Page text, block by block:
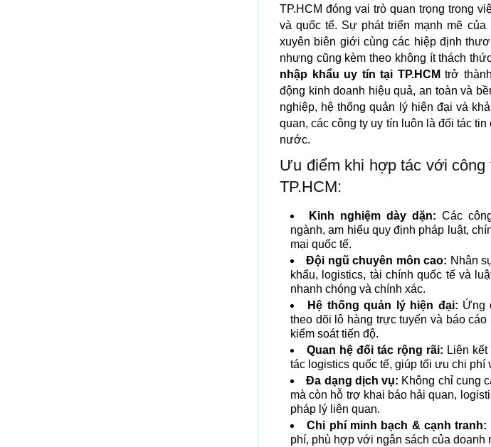
TP.HCM đóng vai trò quan trọng trong
và quốc tế. Sự phát triển mạnh mẽ
xuyên biên giới cùng các hiệp định
nhưng cũng kèm theo không ít thách
nhập khẩu uy tín tại TP.HCM trở
động kinh doanh hiệu quả, an toàn và
nghiệp, hệ thống quản lý hiện đại và
quan, các công ty uy tín luôn là đối tác
nước.
Ưu điểm khi hợp tác với
TP.HCM:
Kinh nghiệm dày dặn: Các
ngành, am hiểu quy định pháp luật,
mại quốc tế.
Đội ngũ chuyên môn cao: Nhân
khẩu, logistics, tài chính quốc tế và
nhanh chóng và chính xác.
Hệ thống quản lý hiện đại: Ứng
theo dõi lô hàng trực tuyến và báo
kiểm soát tiến độ.
Quan hệ đối tác rộng rãi: Liên
tác logistics quốc tế, giúp tối ưu chi
Đa dạng dịch vụ: Không chỉ cung
mà còn hỗ trợ khai báo hải quan,
pháp lý liên quan.
Chi phí minh bạch & cạnh tranh:
phí, phù hợp với ngân sách của